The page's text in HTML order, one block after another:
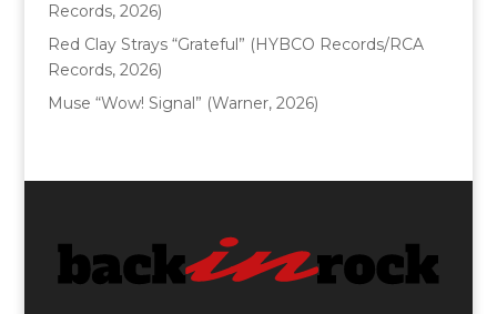
Records, 2026)
Red Clay Strays “Grateful” (HYBCO Records/RCA
Records, 2026)
Muse “Wow! Signal” (Warner, 2026)